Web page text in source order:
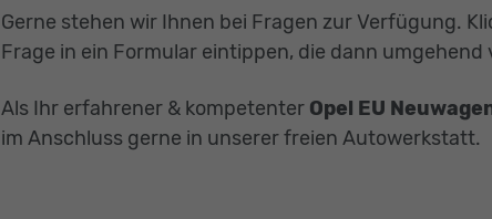
Gerne stehen wir Ihnen bei Fragen zur Verfügung.
Frage in ein Formular eintippen, die dann
Als Ihr erfahrener & kompetenter Opel EU
im Anschluss gerne in unserer freien Autowerkstatt.